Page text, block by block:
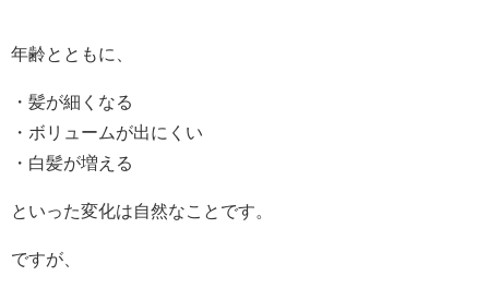
年齢とともに、
・髪が細くなる
・ボリュームが出にくい
・白髪が増える
といった変化は自然なことです。
ですが、